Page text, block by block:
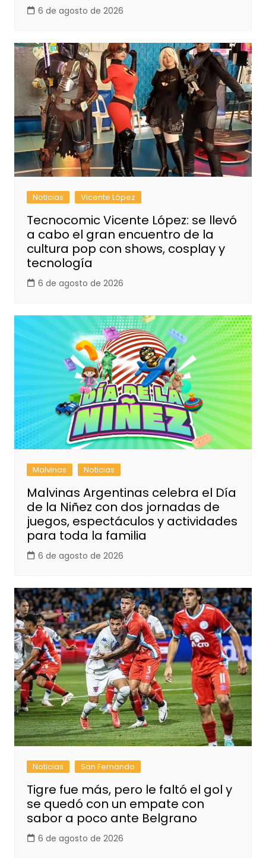
6 de agosto de 2026
Noticias Vicente López
Tecnocomic Vicente López: se llevó
a cabo el gran encuentro de la
cultura pop con shows, cosplay y
tecnología
6 de agosto de 2026
Malvinas Noticias
Malvinas Argentinas celebra el Día
de la Niñez con dos jornadas de
juegos, espectáculos y actividades
para toda la familia
6 de agosto de 2026
Noticias San Fernando
Tigre fue más, pero le faltó el gol y
se quedó con un empate con
sabor a poco ante Belgrano
6 de agosto de 2026